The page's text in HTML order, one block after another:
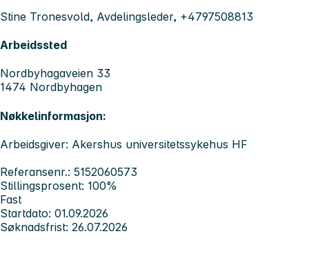
Stine Tronesvold, Avdelingsleder, +4797508813
Arbeidssted
Nordbyhagaveien 33
1474 Nordbyhagen
Nøkkelinformasjon:
Arbeidsgiver: Akershus universitetssykehus HF
Referansenr.: 5152060573
Stillingsprosent: 100%
Fast
Startdato: 01.09.2026
Søknadsfrist: 26.07.2026